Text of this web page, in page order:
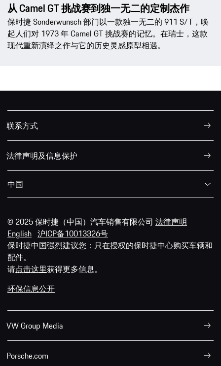
从 Camel GT 挑战赛到独一无二的定制杰作
保时捷 Sonderwunsch 部门以一款独一无二的 911 S/T，唤
起人们对 1973 年 Camel GT 挑战赛的记忆。在瑞士，这款
现代重新演绎之作与它的历史灵感原型相遇。
联系方式
法律声明及信息保护
中国
© 2025 保时捷（中国）汽车销售有限公司 法律声明
English 沪ICP备10013326号
保时捷中国强烈建议您：只在授权的保时捷中心购买车辆和
配件。
请点击这里获得更多信息。
环保信息公开
VW Group Media
Porsche.com